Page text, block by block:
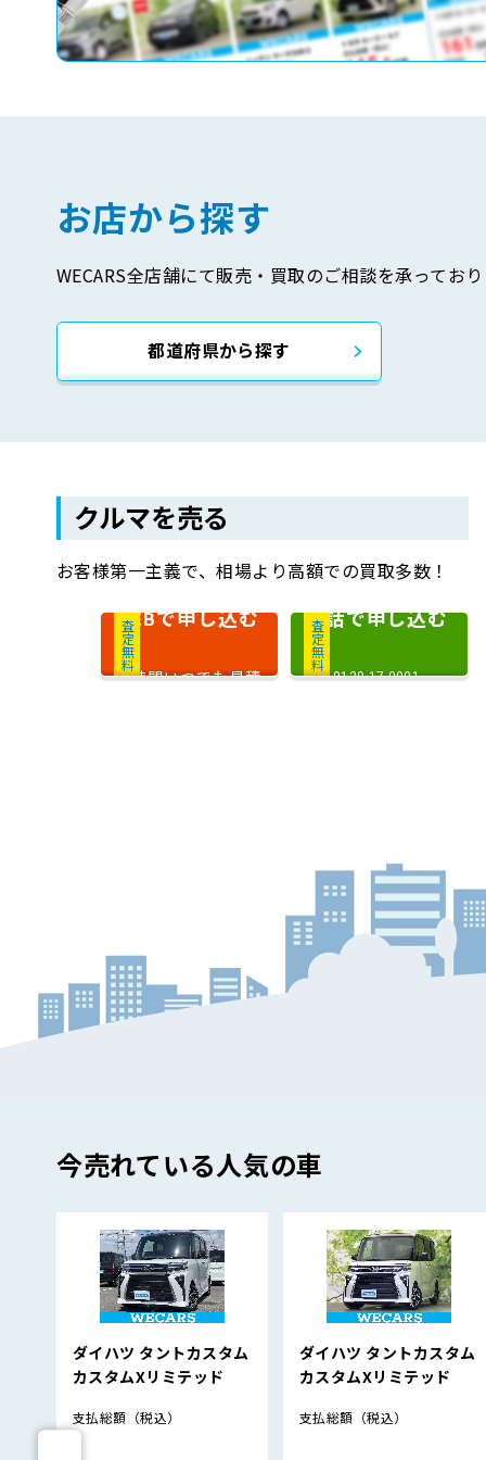
お店から探す
WECARS全店舗にて販売・買取のご相談を承ってお
都道府県から探す
クルマを売る
お客様第一主義で、相場より高額での買取多数！
査定無料
WEBで申し込む
24時間いつでも見積
査定無料
電話で申し込む
0120-17-0001
今売れている人気の車
ダイハツ タントカスタム
カスタムXリミテッド
支払総額 （税込）
ダイハツ タントカスタム
カスタムXリミテッド
支払総額 （税込）